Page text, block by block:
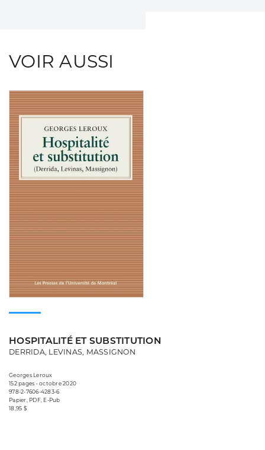
VOIR AUSSI
HOSPITALITÉ ET SUBSTITUTION
DERRIDA, LEVINAS, MASSIGNON
Georges Leroux
152 pages • octobre 2020
978-2-7606-4283-6
Papier, PDF, E-Pub
18,95 $